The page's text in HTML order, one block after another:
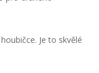
Je to skvělé